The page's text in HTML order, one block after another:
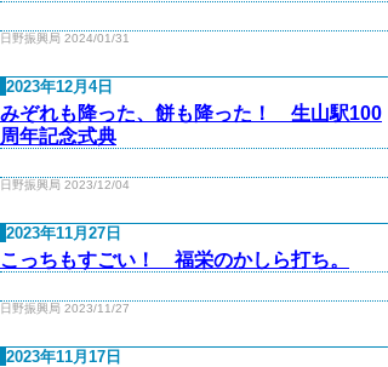
日野振興局 2024/01/31
2023年12月4日
みぞれも降った、餅も降った！ 生山駅100
周年記念式典
日野振興局 2023/12/04
2023年11月27日
こっちもすごい！ 福栄のかしら打ち。
日野振興局 2023/11/27
2023年11月17日